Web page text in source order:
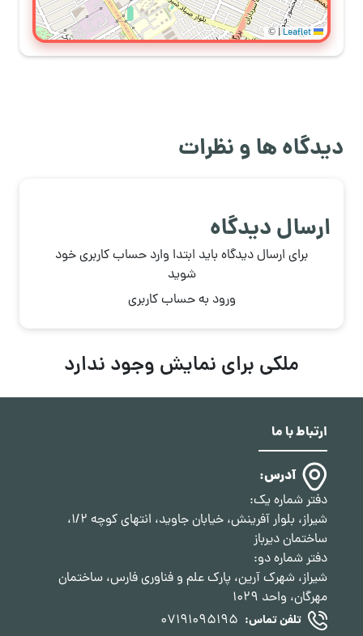
|
©
دیدگاه ها و نظرات
ارسال دیدگاه
برای ارسال دیدگاه باید ابتدا وارد حساب کاربری خود
شوید
ورود به حساب کاربری
ملکی برای نمایش وجود ندارد
ارتباط با ما
آدرس:
دفتر شماره یک:
شیراز، بلوار آفرینش، خیابان جاوید، انتهای کوچه 1/2،
ساختمان دیرباز
دفتر شماره دو:
شیراز، شهرک آرین، پارک علم و فناوری فارس، ساختمان
مهرگان، واحد 1029
تلفن تماس: 07191095195